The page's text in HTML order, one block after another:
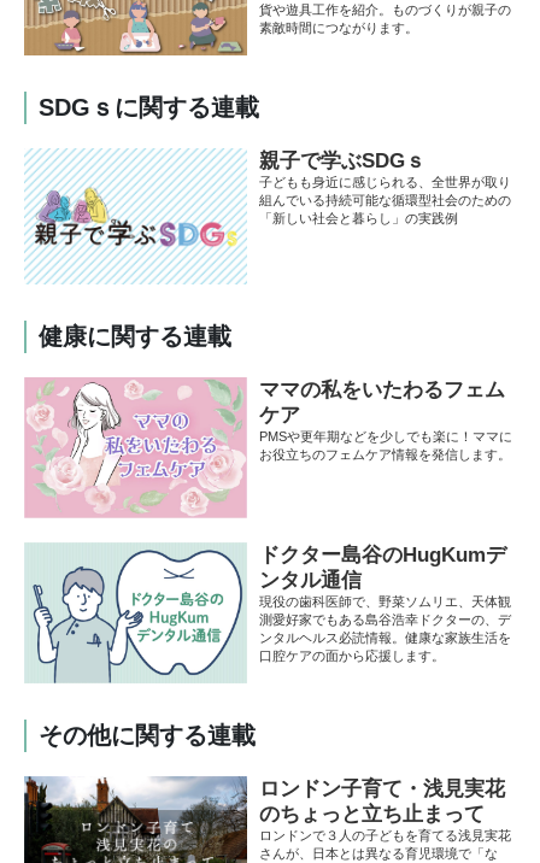
貨や遊具工作を紹介。ものづくりが親子の
素敵時間につながります。
SDGｓに関する連載
親子で学ぶSDGｓ
子どもも身近に感じられる、全世界が取り
組んでいる持続可能な循環型社会のための
「新しい社会と暮らし」の実践例
健康に関する連載
ママの私をいたわるフェム
ケア
PMSや更年期などを少しでも楽に！ママに
お役立ちのフェムケア情報を発信します。
ドクター島谷のHugKumデ
ンタル通信
現役の歯科医師で、野菜ソムリエ、天体観
測愛好家でもある島谷浩幸ドクターの、デ
ンタルヘルス必読情報。健康な家族生活を
口腔ケアの面から応援します。
その他に関する連載
ロンドン子育て・浅見実花
のちょっと立ち止まって
ロンドンで３人の子どもを育てる浅見実花
さんが、日本とは異なる育児環境で「な